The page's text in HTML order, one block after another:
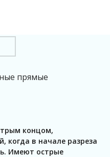
прямые
концом,
когда в начале разреза
Имеют острые